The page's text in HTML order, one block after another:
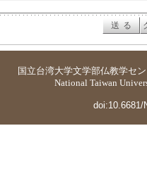
国立台湾大学文学部仏教学セ
National Taiwan
doi:10.6681/